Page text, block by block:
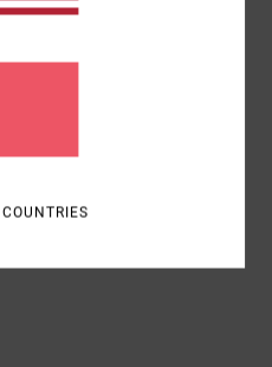
100% algodão orgânico